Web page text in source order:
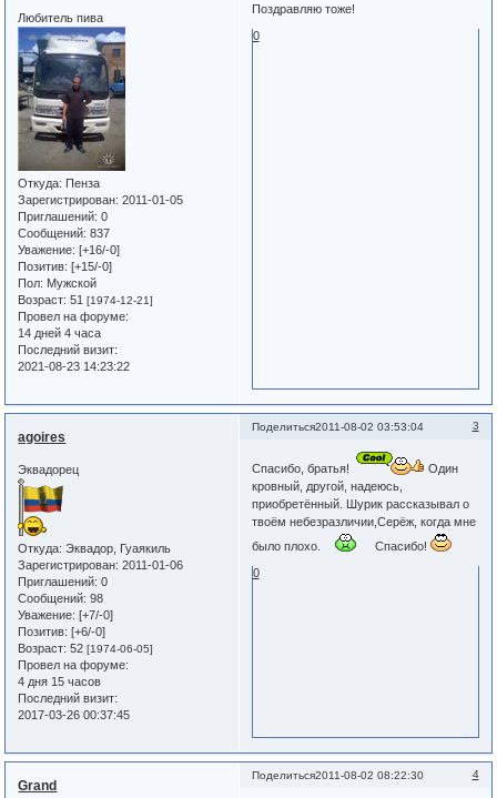
Любитель пива
Откуда: Пенза
Зарегистрирован: 2011-01-05
Приглашений: 0
Сообщений: 837
Уважение: [+16/-0]
Позитив: [+15/-0]
Пол: Мужской
Возраст: 51[1974-12-21]
Провел на форуме:
14 дней 4 часа
Последний визит:
2021-08-23 14:23:22
Поздравляю тоже!
0
Поделиться 3
2011-08-02 03:53:04
agoires
Эквадорец
Откуда: Эквадор, Гуаякиль
Зарегистрирован: 2011-01-06
Приглашений: 0
Сообщений: 98
Уважение: [+7/-0]
Позитив: [+6/-0]
Возраст: 52[1974-06-05]
Провел на форуме:
4 дня 15 часов
Последний визит:
2017-03-26 00:37:45
Спасибо, братья!
Один
кровный, другой, надеюсь,
приобретённый. Шурик рассказывал о
твоём небезразличии,Серёж, когда мне
было плохо.
Спасибо!
0
Поделиться 4
2011-08-02 08:22:30
Grand